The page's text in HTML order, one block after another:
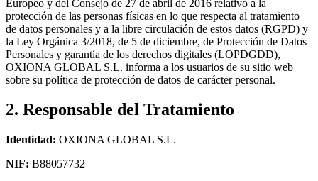
Europeo y del Consejo de 27 de abril de 2016 relativo a la
protección de las personas físicas en lo que respecta al tratamiento
de datos personales y a la libre circulación de estos datos (RGPD) y
la Ley Orgánica 3/2018, de 5 de diciembre, de Protección de Datos
Personales y garantía de los derechos digitales (LOPDGDD),
OXIONA GLOBAL S.L. informa a los usuarios de su sitio web
sobre su política de protección de datos de carácter personal.
2. Responsable del Tratamiento
Identidad: OXIONA GLOBAL S.L.
NIF: B88057732